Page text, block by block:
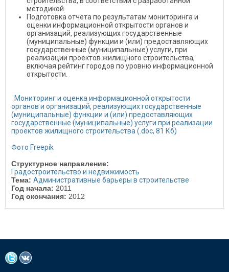
методикой.
Подготовка отчета по результатам мониторинга и
оценки информационной открытости органов и
организаций, реализующих государственные
(муниципальные) функции и (или) предоставляющих
государственные (муниципальные) услуги, при
реализации проектов жилищного строительства,
включая рейтинг городов по уровню информационной
открытости.
Мониторинг и оценка информационной открытости
органов и организаций, реализующих государственные
(муниципальные) функции и (или) предоставляющих
государственные (муниципальные) услуги при реализации
проектов жилищного строительства (.doc, 81 Кб)
Фото Freepik
Структурное направление:
Градостроительство и недвижимость
Тема: Административные барьеры в строительстве
Год начала: 2011
Год окончания: 2012